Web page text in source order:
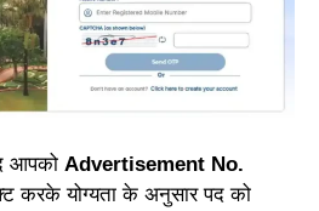
आपको Advertisement No.
करके योग्यता के अनुसार पद को